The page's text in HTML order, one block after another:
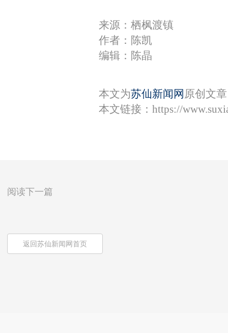
来源：栖枫渡镇
作者：陈凯
编辑：陈晶
本文为苏仙新闻网 原创文
本文链接： https://
阅读下一篇
返回苏仙新闻网首页